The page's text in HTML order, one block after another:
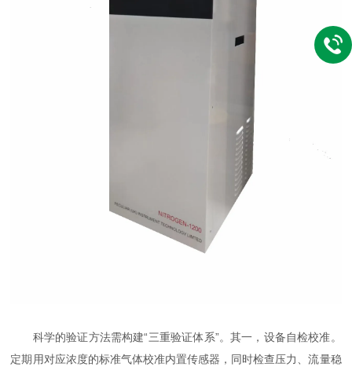
科学的验证方法需构建“三重验证体系”。其一，设备自检校准。
定期用对应浓度的标准气体校准内置传感器，同时检查压力、流量稳